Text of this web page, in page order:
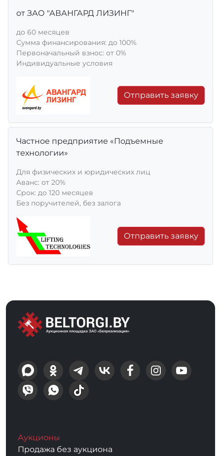
от ЗАО "АВАНГАРД ЛИЗИНГ"
до 60 месяцев
Сумма финансирования: до 100%
Первоначальный взнос: от 0%
Индивидуальные условия
Отправить заявку
Частное предприятие «Подъемные
технологии»
Для физических и юридических лиц
Aванс: от 20%
Срок: до 120 месяцев
Без поручителей, без залога
Отправить заявку
Аукционы
Продажа без аукциона